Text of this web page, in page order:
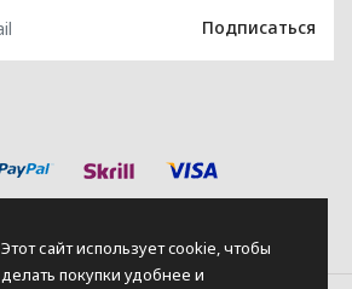
Этот сайт использует cookie, чтобы
делать покупки удобнее и